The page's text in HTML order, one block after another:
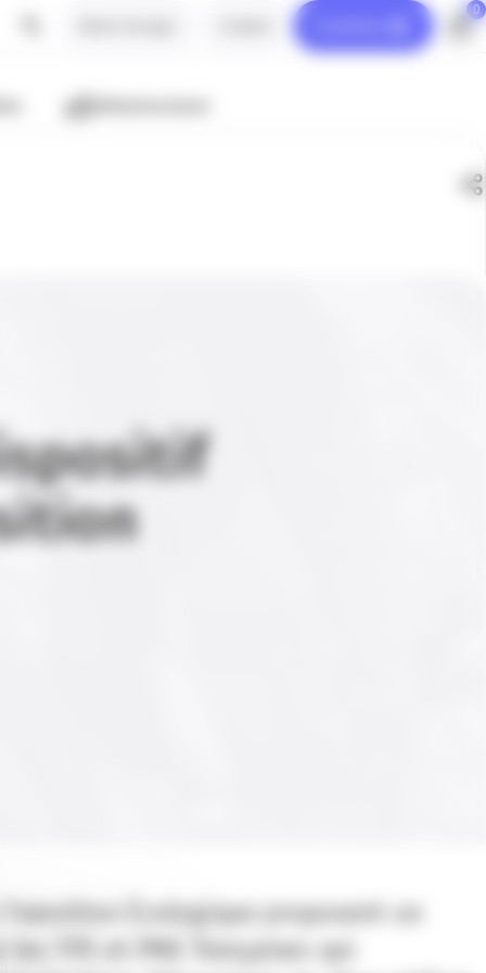
0
Transition Écologique proposent un
TPE et PME françaises qui